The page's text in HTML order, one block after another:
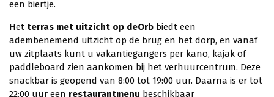
een biertje.
Het terras met uitzicht op deOrb biedt een
adembenemend uitzicht op de brug en het dorp, en vanaf
uw zitplaats kunt u vakantiegangers per kano, kajak of
paddleboard zien aankomen bij het verhuurcentrum. Deze
snackbar is geopend van 8:00 tot 19:00 uur. Daarna is er tot
22:00 uur een restaurantmenu beschikbaar